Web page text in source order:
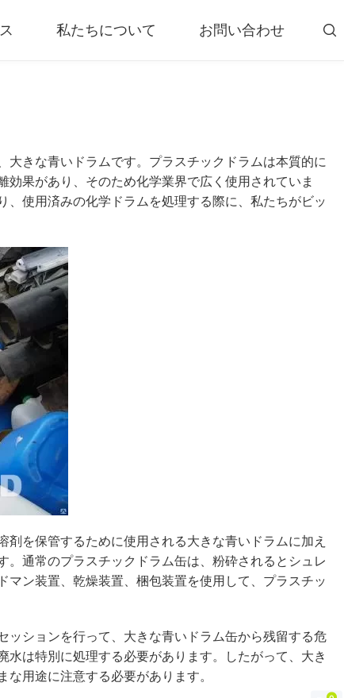
ラント
ント
渦電流選別機
磁気選別機
タイヤラッシャー
私たちについて お問い合わせ 
きな青いドラムです。プラスチックドラムは本質的に
果があり、そのため化学業界で広く使用されていま
使用済みの化学ドラムを処理する際に、私たちがビッ
を保管するために使用される大きな青いドラムに加え
通常のプラスチックドラム缶は、粉砕されるとシュレ
ン装置、乾燥装置、梱包装置を使用して、プラスチッ
ションを行って、大きな青いドラム缶から残留する危
は特別に処理する必要があります。したがって、大き
用途に注意する必要があります。